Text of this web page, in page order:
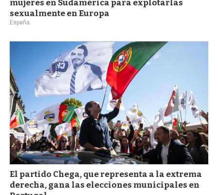
mujeres en Sudamérica para explotarlas
sexualmente en Europa
España
El partido Chega, que representa a la extrema
derecha, gana las elecciones municipales en